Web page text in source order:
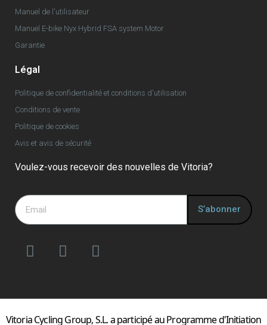
Manuel de l'utilisateur
Manuel E-bike Nyx Hybrid FSA system Motor
Garantie
Légal
Politique de confidentialité et conditions d'utilisation
Conditions de vente
Politique de cookies
Avis et avis de sécurité
Voulez-vous recevoir des nouvelles de Vitoria?
S’abonner
Vitoria Cycling Group, S.L. a participé au Programme d'Initiation